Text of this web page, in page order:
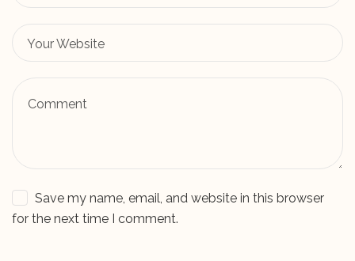
Save my name, email, and website in this browser
for the next time I comment.